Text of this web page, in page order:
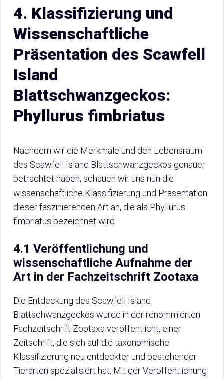
4. Klassifizierung und
Wissenschaftliche
Präsentation des Scawfell
Island
Blattschwanzgeckos:
Phyllurus fimbriatus
Nachdem wir die Merkmale und den Lebensraum
des Scawfell Island Blattschwanzgeckos genauer
betrachtet haben, schauen wir uns nun die
wissenschaftliche Klassifizierung und Präsentation
dieser faszinierenden Art an, die als Phyllurus
fimbriatus bezeichnet wird.
4.1 Veröffentlichung und
wissenschaftliche Aufnahme der
Art in der Fachzeitschrift Zootaxa
Die Entdeckung des Scawfell Island
Blattschwanzgeckos wurde in der renommierten
Fachzeitschrift Zootaxa veröffentlicht, einer
Zeitschrift, die sich auf die taxonomische
Klassifizierung neu entdeckter und bestehender
Tierarten spezialisiert hat. Mit der Veröffentlichung